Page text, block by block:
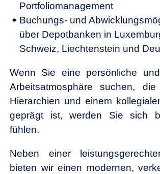
Portfoliomanagement
Buchungs- und
über Depotbanken in
Schweiz, Liechtenstein und
Wenn Sie eine persönliche
Arbeitsatmosphäre suchen,
Hierarchien und einem
geprägt ist, werden Sie sich
fühlen.
Neben einer
bieten wir einen modernen,